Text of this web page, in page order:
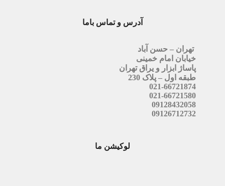
آدرس و تماس باما
تهران – حسن آباد
خیابان امام خمینی
پاساژ ابزار و یراق تهران
طبقه اول – پلاک 230
021-66721874
021-66721580
09128432058
09126712732
لوکیشن ما